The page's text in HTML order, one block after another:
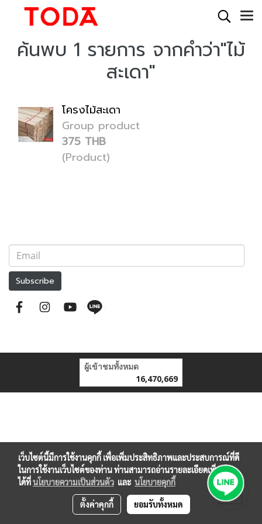
ค้นพบ 1 รายการ จากคำว่า"ไม้
สะเดา"
โครงไม้สะเดา
Group product
375 THB
(Product)
Subscribe
ผู้เข้าชมทั้งหมด
16,470,669
เว็บไซต์นี้มีการใช้งานคุกกี้ เพื่อเพิ่มประสิทธิภาพและประสบการณ์ที่ดี
ในการใช้งานเว็บไซต์ของท่าน ท่านสามารถอ่านรายละเอียดเพิ่มเติม
ได้ที่นโยบายความเป็นส่วนตัว และ นโยบายคุกกี้
ตั้งค่าคุกกี้ ยอมรับทั้งหมด